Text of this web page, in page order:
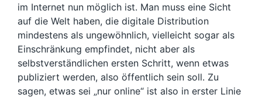
im Internet nun möglich ist. Man muss eine Sicht
auf die Welt haben, die digitale Distribution
mindestens als ungewöhnlich, vielleicht sogar als
Einschränkung empfindet, nicht aber als
selbstverständlichen ersten Schritt, wenn etwas
publiziert werden, also öffentlich sein soll. Zu
sagen, etwas sei „nur online“ ist also in erster Linie